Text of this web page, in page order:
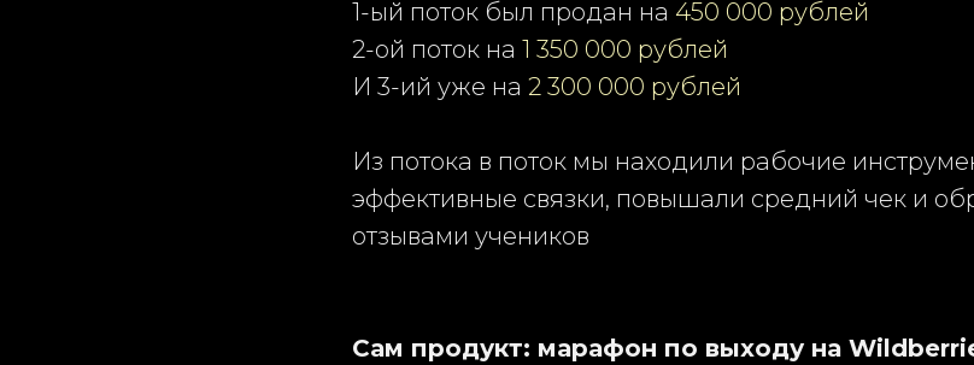
1-ый поток был продан на 450 000 рублей
2-ой поток на 1 350 000 рублей
И 3-ий уже на 2 300 000 рублей
Из потока в поток мы находили рабочие
эффективные связки, повышали средний чек и
отзывами учеников
Сам продукт: марафон по выходу на